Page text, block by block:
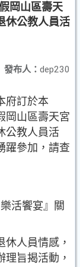
岡山區壽天
休公教人員活
發布人： dep230
府訂於本
岡山區壽天宮
公教人員活
躍參加，請查
活饗宴』關
人員情感，
旨揭活動，